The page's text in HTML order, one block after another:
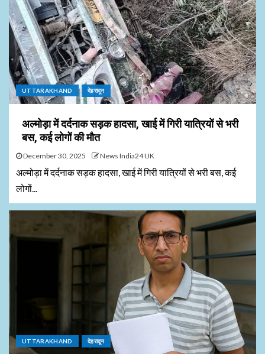
UTTARAKHAND देहरादून
अल्मोड़ा में दर्दनाक सड़क हादसा, खाई में गिरी यात्रियों से भरी
बस, कई लोगों की मौत
December 30, 2025 News India24 UK
अल्मोड़ा में दर्दनाक सड़क हादसा, खाई में गिरी यात्रियों से भरी बस, कई
लोगों...
UTTARAKHAND देहरादून